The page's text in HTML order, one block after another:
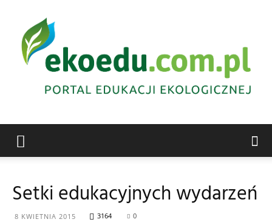
ekologiczna
Setki edukacyjnych wydarzeń
8 KWIETNIA 2015 3164 0